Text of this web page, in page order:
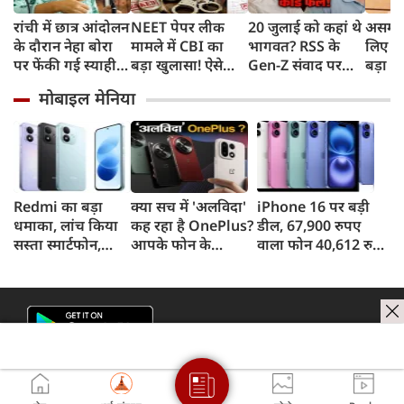
रांची में छात्र आंदोलन
के दौरान नेहा बोरा
पर फेंकी गई स्याही,
पेलेट से नहीं डरे, इससे
भी नहीं डरेंगे
NEET पेपर लीक
मामले में CBI का
बड़ा खुलासा! ऐसे
हैरान करने वाला
तरीका आया सामने
20 जुलाई को कहां थे
भागवत? RSS के
Gen-Z संवाद पर
हमला, बोले- अब
बहुत देर हो गई!
असम
लिए
बड़ा
रुपए
मोबाइल मेनिया
Redmi का बड़ा
धमाका, लांच किया
सस्ता स्मार्टफोन,
क्या सच में 'अलविदा'
कह रहा है OnePlus?
आपके फोन के
iPhone 16 पर बड़ी
डील, 67,900 रुपए
वाला फोन 40,612 रुपए